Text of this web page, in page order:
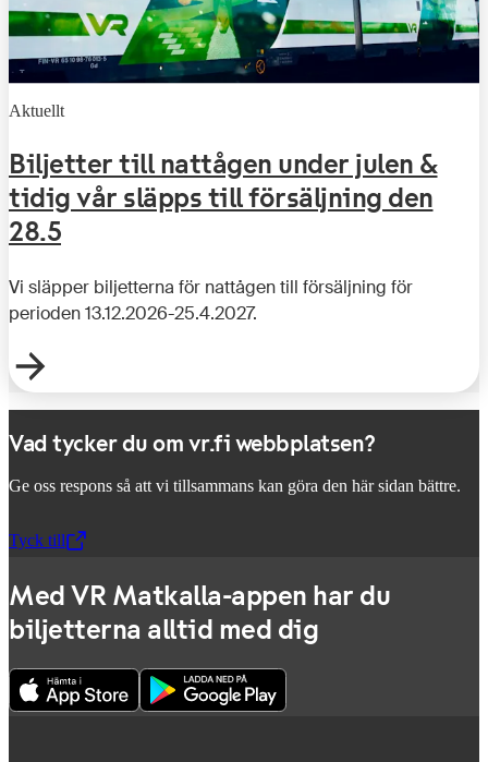
Aktuellt
Biljetter till nattågen under julen &
tidig vår släpps till försäljning den
28.5
Vi släpper biljetterna för nattågen till försäljning för
perioden 13.12.2026-25.4.2027.
Vad tycker du om vr.fi webbplatsen?
Ge oss respons så att vi tillsammans kan göra den här sidan bättre.
Tyck till
,Öppnas i en ny flik
Med VR Matkalla-appen har du
biljetterna alltid med dig